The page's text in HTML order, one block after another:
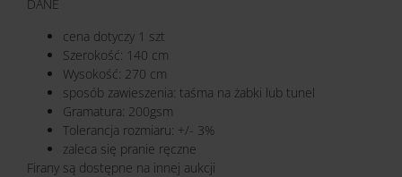
DANE
cena dotyczy 1 szt
Szerokość: 140 cm
Wysokość: 270 cm
sposób zawieszenia: taśma na żabki lub tunel
Gramatura: 200gsm
Tolerancja rozmiaru: +/- 3%
zaleca się pranie ręczne
Firany są dostępne na innej aukcji